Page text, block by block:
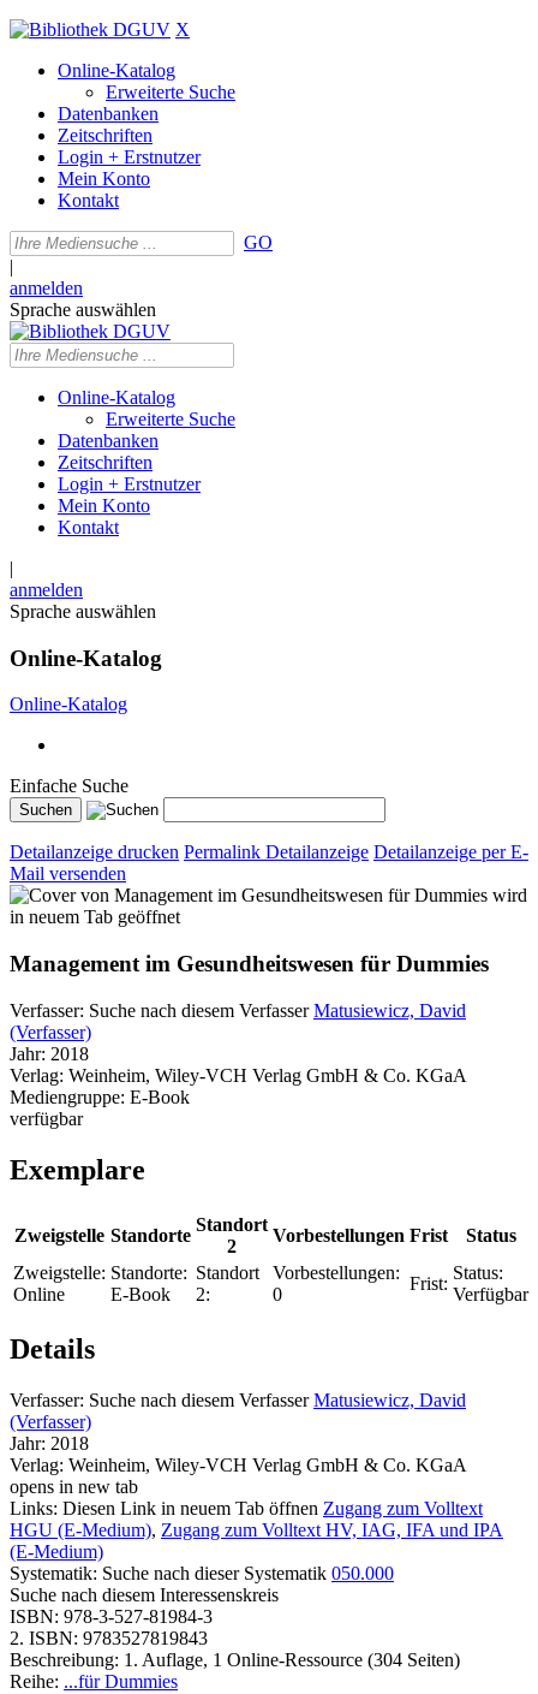
X
Online-Katalog
Erweiterte Suche
Datenbanken
Zeitschriften
Login + Erstnutzer
Mein Konto
Kontakt
GO
|
anmelden
Sprache auswählen
Online-Katalog
Erweiterte Suche
Datenbanken
Zeitschriften
Login + Erstnutzer
Mein Konto
Kontakt
|
anmelden
Sprache auswählen
Online-Katalog
Online-Katalog
Einfache Suche
Detailanzeige drucken Permalink Detailanzeige Detailanzeige per E-
Mail versenden
wird
in neuem Tab geöffnet
Management im Gesundheitswesen für Dummies
Verfasser: Suche nach diesem Verfasser Matusiewicz, David
(Verfasser)
Jahr: 2018
Verlag: Weinheim, Wiley-VCH Verlag GmbH & Co. KGaA
Mediengruppe: E-Book
verfügbar
Exemplare
Zweigstelle Standorte
Standort
2
Vorbestellungen Frist
Status
Zweigstelle:
Online
Standorte:
E-Book
Standort
2:
Vorbestellungen:
0
Frist:
Status:
Verfügbar
Details
Verfasser: Suche nach diesem Verfasser Matusiewicz, David
(Verfasser)
Jahr: 2018
Verlag: Weinheim, Wiley-VCH Verlag GmbH & Co. KGaA
opens in new tab
Links: Diesen Link in neuem Tab öffnen Zugang zum Volltext
HGU (E-Medium), Zugang zum Volltext HV, IAG, IFA und IPA
(E-Medium)
Systematik: Suche nach dieser Systematik 050.000
Suche nach diesem Interessenskreis
ISBN: 978-3-527-81984-3
2. ISBN: 9783527819843
Beschreibung: 1. Auflage, 1 Online-Ressource (304 Seiten)
Reihe: ...für Dummies